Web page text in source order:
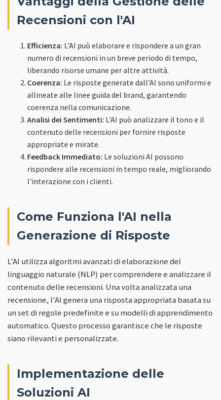
Recensioni con l'AI
Efficienza: L'AI può elaborare e rispondere a un gran
numero di recensioni in un breve periodo di tempo,
liberando risorse umane per altre attività.
Coerenza: Le risposte generate dall'AI sono uniformi e
allineate alle linee guida del brand, garantendo
coerenza nella comunicazione.
Analisi dei Sentimenti: L'AI può analizzare il tono e il
contenuto delle recensioni per fornire risposte
appropriate e mirate.
Feedback Immediato: Le soluzioni AI possono
rispondere alle recensioni in tempo reale, migliorando
l'interazione con i clienti.
Come Funziona l'AI nella
Generazione di Risposte
L'AI utilizza algoritmi avanzati di elaborazione del
linguaggio naturale (NLP) per comprendere e analizzare il
contenuto delle recensioni. Una volta analizzata una
recensione, l'AI genera una risposta appropriata basata su
un set di regole predefinite e su modelli di apprendimento
automatico. Questo processo garantisce che le risposte
siano rilevanti e personalizzate.
Implementazione delle
Soluzioni AI